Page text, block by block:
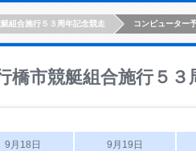
組合施行５３周年記念競走 コンピューター
橋市競艇組合施行５３
9月18日 9月19日